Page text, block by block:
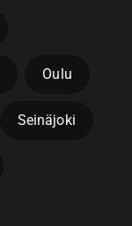
Oulu
Seinäjoki